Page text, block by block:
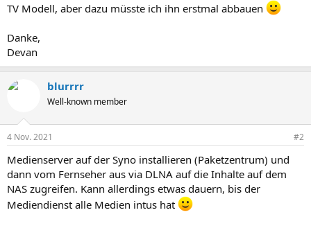
TV Modell, aber dazu müsste ich ihn erstmal abbauen
Danke,
Devan
blurrrr
Well-known member
4 Nov. 2021 #2
Medienserver auf der Syno installieren (Paketzentrum) und
dann vom Fernseher aus via DLNA auf die Inhalte auf dem
NAS zugreifen. Kann allerdings etwas dauern, bis der
Mediendienst alle Medien intus hat